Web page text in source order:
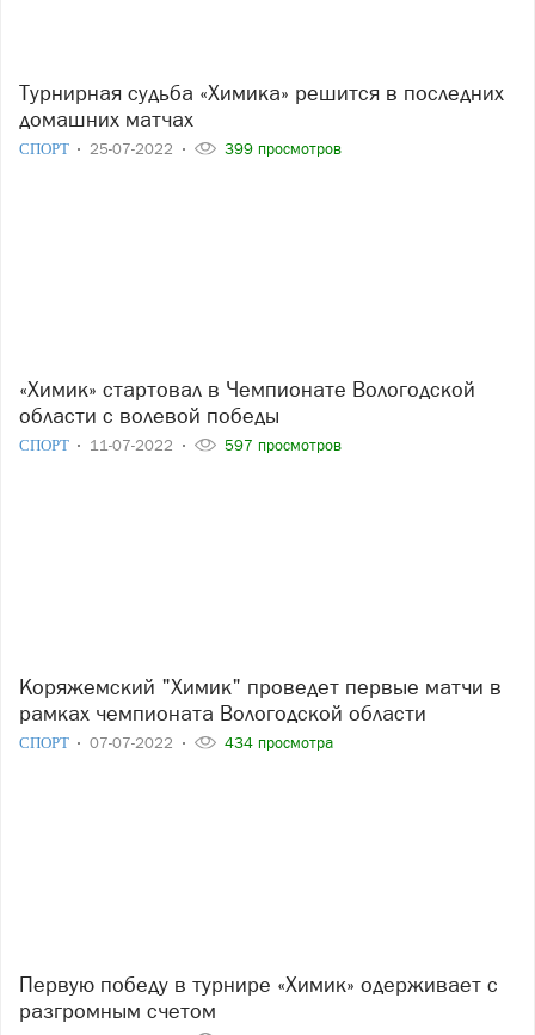
Турнирная судьба «Химика» решится в последних
домашних матчах
СПОРТ 25-07-2022 399 просмотров
«Химик» стартовал в Чемпионате Вологодской
области с волевой победы
СПОРТ 11-07-2022 597 просмотров
Коряжемский "Химик" проведет первые матчи в
рамках чемпионата Вологодской области
СПОРТ 07-07-2022 434 просмотра
Первую победу в турнире «Химик» одерживает с
разгромным счетом